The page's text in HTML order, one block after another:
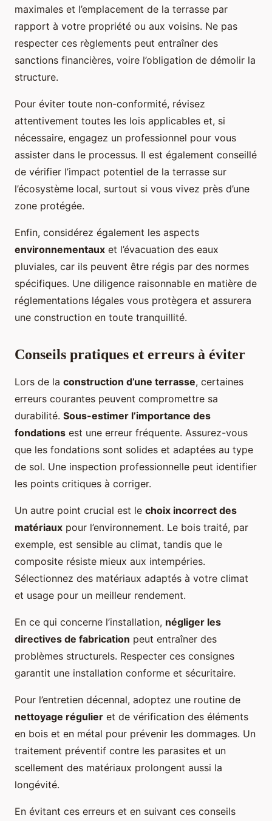
maximales et l’emplacement de la terrasse par
rapport à votre propriété ou aux voisins. Ne pas
respecter ces règlements peut entraîner des
sanctions financières, voire l’obligation de démolir la
structure.
Pour éviter toute non-conformité, révisez
attentivement toutes les lois applicables et, si
nécessaire, engagez un professionnel pour vous
assister dans le processus. Il est également conseillé
de vérifier l’impact potentiel de la terrasse sur
l’écosystème local, surtout si vous vivez près d’une
zone protégée.
Enfin, considérez également les aspects
environnementaux et l’évacuation des eaux
pluviales, car ils peuvent être régis par des normes
spécifiques. Une diligence raisonnable en matière de
réglementations légales vous protègera et assurera
une construction en toute tranquillité.
Conseils pratiques et erreurs à éviter
Lors de la construction d’une terrasse, certaines
erreurs courantes peuvent compromettre sa
durabilité. Sous-estimer l’importance des
fondations est une erreur fréquente. Assurez-vous
que les fondations sont solides et adaptées au type
de sol. Une inspection professionnelle peut identifier
les points critiques à corriger.
Un autre point crucial est le choix incorrect des
matériaux pour l’environnement. Le bois traité, par
exemple, est sensible au climat, tandis que le
composite résiste mieux aux intempéries.
Sélectionnez des matériaux adaptés à votre climat
et usage pour un meilleur rendement.
En ce qui concerne l’installation, négliger les
directives de fabrication peut entraîner des
problèmes structurels. Respecter ces consignes
garantit une installation conforme et sécuritaire.
Pour l’entretien décennal, adoptez une routine de
nettoyage régulier et de vérification des éléments
en bois et en métal pour prévenir les dommages. Un
traitement préventif contre les parasites et un
scellement des matériaux prolongent aussi la
longévité.
En évitant ces erreurs et en suivant ces conseils